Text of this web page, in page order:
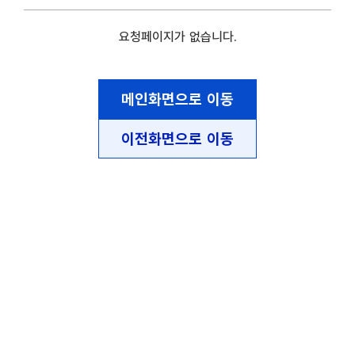
요청페이지가 없습니다.
메인화면으로 이동
이전화면으로 이동